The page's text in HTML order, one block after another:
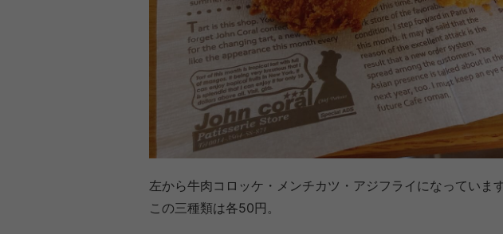
左から牛肉コロッケ・メンチカツ・アジフライになっています
この三種類は各50円。